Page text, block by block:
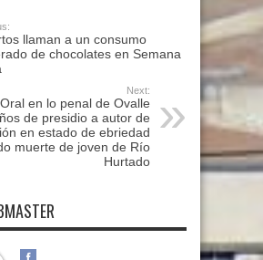
llaman a un consumo
de chocolates en Semana
Next:
en lo penal de Ovalle
de presidio a autor de
en estado de ebriedad
muerte de joven de Río
Hurtado